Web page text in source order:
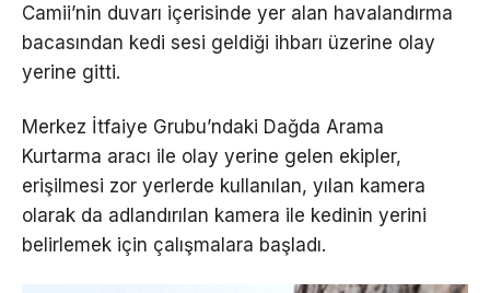
Camii’nin duvarı içerisinde yer alan havalandırma
bacasından kedi sesi geldiği ihbarı üzerine olay
yerine gitti.
Merkez İtfaiye Grubu’ndaki Dağda Arama
Kurtarma aracı ile olay yerine gelen ekipler,
erişilmesi zor yerlerde kullanılan, yılan kamera
olarak da adlandırılan kamera ile kedinin yerini
belirlemek için çalışmalara başladı.